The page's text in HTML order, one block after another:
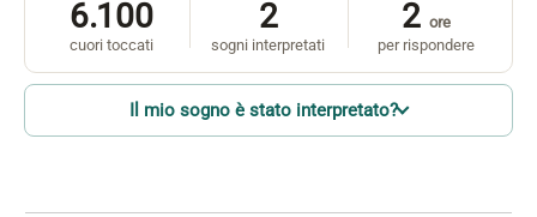
6.100
cuori toccati
2
sogni interpretati
2 ore
per rispondere
Il mio sogno è stato interpretato?